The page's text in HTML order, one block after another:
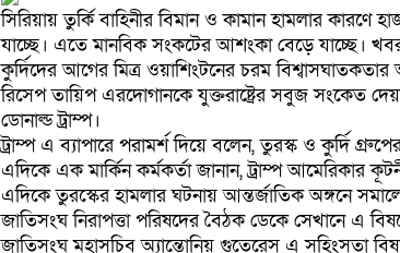
সিরিয়ায় তুর্কি বাহিনীর বিমান ও কামান হামলার কারণে
যাচ্ছে। এতে মানবিক সংকটের আশংকা বেড়ে যাচ্ছে।
কুর্দিদের আগের মিত্র ওয়াশিংটনের চরম
রিসেপ তায়িপ এরদোগানকে যুক্তরাষ্ট্রের সবুজ সংকেত
ডোনাল্ড ট্রাম্প।
ট্রাম্প এ ব্যাপারে পরামর্শ দিয়ে বলেন, তুরস্ক ও কুর্দি
এদিকে এক মার্কিন কর্মকর্তা জানান, ট্রাম্প আমেরিকার
এদিকে তুরস্কের হামলার ঘটনায় আন্তর্জাতিক অঙ্গনে
জাতিসংঘ নিরাপত্তা পরিষদের বৈঠক ডেকে সেখানে এ
জাতিসংঘ মহাসচিব অ্যান্তোনিয় গুতেরেস এ সহিংসতা